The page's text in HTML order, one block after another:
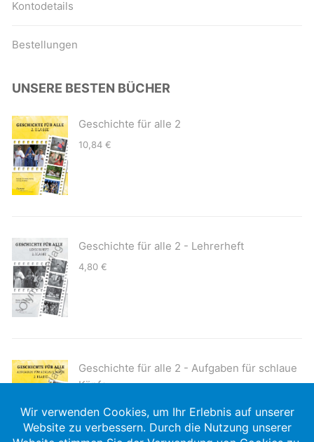
Kontodetails
Bestellungen
UNSERE BESTEN BÜCHER
Geschichte für alle 2
10,84€
Geschichte für alle 2 - Lehrerheft
4,80€
Geschichte für alle 2 - Aufgaben für schlaue
Köpfe
8,50 €